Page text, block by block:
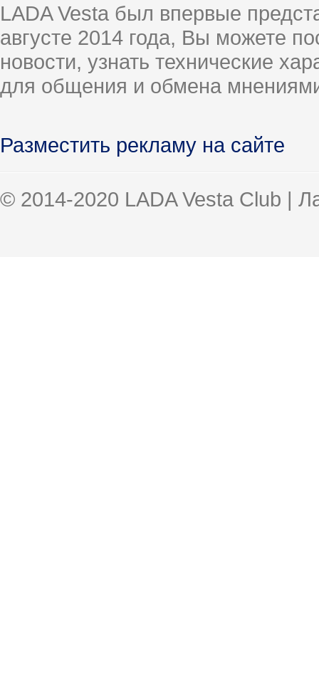
LADA Vesta был впервые
августе 2014 года, Вы можете
новости, узнать технические
для общения и обмена
Разместить рекламу на сайте
© 2014-2020 LADA Vesta Club |